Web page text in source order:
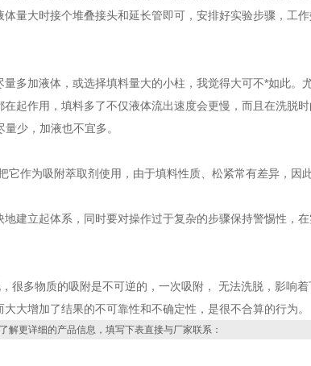
量大时接个堆叠接头和延长管即可，安排好实验步骤，工
多加液体，或选择填料量大的小柱，我觉得大可不*如此。
起作用，填料多了不仅液体流出速度会更慢，而且在洗脱时
少，加液也不宜多。
它作为吸附萃取剂使用，由于填料性质、松紧常有差异，因
建立起体系，同时要对操作过于复杂的步骤保持警惕性，
很多物质的吸附是不可逆的，一次吸附， 无法洗脱，影响
大增加了结果的不可靠性和不确定性，是很不合算的行为。
解更详细的产品信息，填写下表直接与厂家联系：